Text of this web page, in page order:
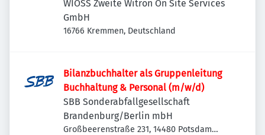
WIOSS Zweite Witron On Site Services
GmbH
16766 Kremmen, Deutschland
Bilanzbuchhalter als Gruppenleitung
Buchhaltung & Personal (m/w/d)
SBB Sonderabfallgesellschaft
Brandenburg/Berlin mbH
Großbeerenstraße 231, 14480 Potsdam